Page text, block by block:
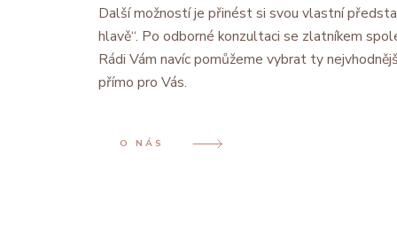
Další možností je přinést si svou vlastní
hlavě“. Po odborné konzultaci se zlatníkem
Rádi Vám navíc pomůžeme vybrat ty
přímo pro Vás.
O NÁS